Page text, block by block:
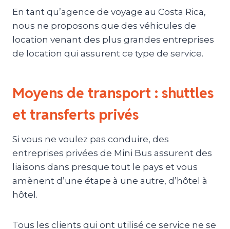
En tant qu’agence de voyage au Costa Rica,
nous ne proposons que des véhicules de
location venant des plus grandes entreprises
de location qui assurent ce type de service.
Moyens de transport : shuttles
et transferts privés
Si vous ne voulez pas conduire, des
entreprises privées de Mini Bus assurent des
liaisons dans presque tout le pays et vous
amènent d’une étape à une autre, d’hôtel à
hôtel.
Tous les clients qui ont utilisé ce service ne se